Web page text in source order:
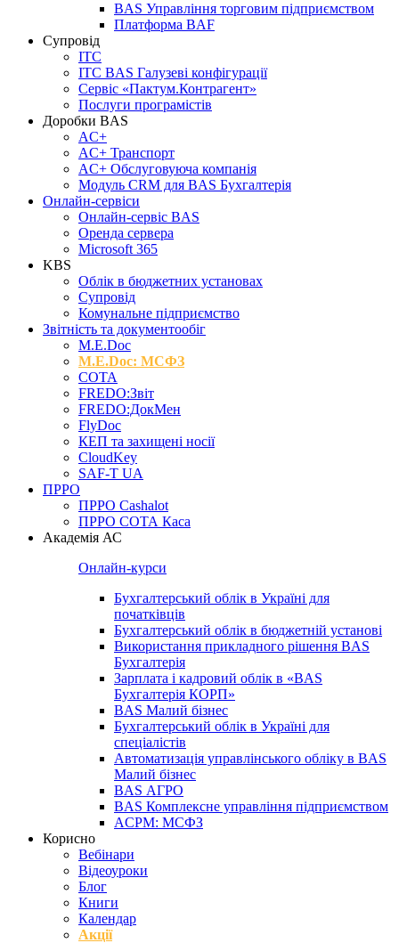
BAS Управління торговим підприємством
Платформа BAF
Супровід
ІТС
ІТС BAS Галузеві конфігурації
Сервіс «Пактум.Контрагент»
Послуги програмістів
Доробки BAS
AC+
AC+ Транспорт
AC+ Обслуговуюча компанія
Модуль CRM для BAS Бухгалтерія
Онлайн-сервіси
Онлайн-сервіс BAS
Оренда сервера
Microsoft 365
KBS
Облік в бюджетних установах
Супровід
Комунальне підприємство
Звітність та документообіг
M.Е.Doc
M.E.Doc: МСФЗ
СОТА
FREDO:Звіт
FREDO:ДокМен
FlyDoc
КЕП та захищені носії
CloudKey
SAF-T UA
ПРРО
ПРРО Cashalot
ПРРО СОТА Каса
Академія АС
Онлайн-курси
Бухгалтерський облік в Україні для
початківців
Бухгалтерський облік в бюджетній установі
Використання прикладного рішення BAS
Бухгалтерія
Зарплата і кадровий облік в «BAS
Бухгалтерія КОРП»
BAS Малий бізнес
Бухгалтерський облік в Україні для
спеціалістів
Автоматизація управлінського обліку в BAS
Малий бізнес
BAS АГРО
BAS Комплексне управління підприємством
ACPM: МСФЗ
Корисно
Вебінари
Відеоуроки
Блог
Книги
Календар
Акції